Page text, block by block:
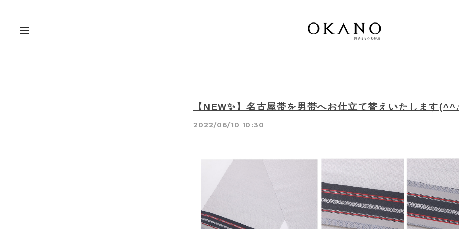
【NEW✨】名古屋帯を男帯へお仕立て替えいたします
2022/06/10 10:30